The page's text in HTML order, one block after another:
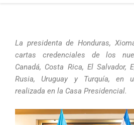
La presidenta de Honduras,
cartas credenciales de los
Canadá, Costa Rica, El Salvador,
Rusia, Uruguay y Turquía, en
realizada en la Casa Presidencial.